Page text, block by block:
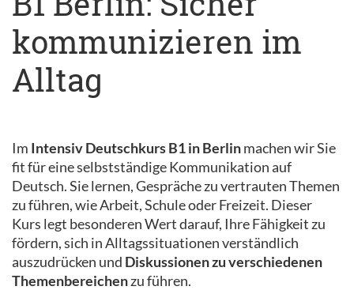
kommunizieren im
Alltag
Im Intensiv Deutschkurs B1 in Berlinmachen wir Sie
fit für eine selbstständige Kommunikation auf
Deutsch. Sie lernen, Gespräche zu vertrauten Themen
zu führen, wie Arbeit, Schule oder Freizeit. Dieser
Kurs legt besonderen Wert darauf, Ihre Fähigkeit zu
fördern, sich in Alltagssituationen verständlich
auszudrücken und Diskussionen zu verschiedenen
Themenbereichenzu führen.